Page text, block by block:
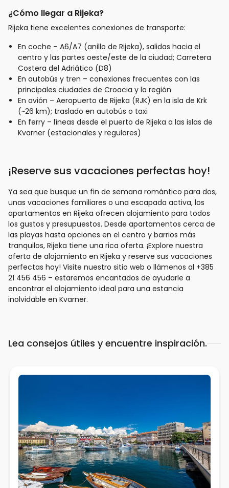
¿Cómo llegar a Rijeka?
Rijeka tiene excelentes conexiones de transporte:
En coche – A6/A7 (anillo de Rijeka), salidas hacia el
centro y las partes oeste/este de la ciudad; Carretera
Costera del Adriático (D8)
En autobús y tren – conexiones frecuentes con las
principales ciudades de Croacia y la región
En avión – Aeropuerto de Rijeka (RJK) en la isla de Krk
(~26 km); traslado en autobús o taxi
En ferry – líneas desde el puerto de Rijeka a las islas de
Kvarner (estacionales y regulares)
¡Reserve sus vacaciones perfectas hoy!
Ya sea que busque un fin de semana romántico para dos,
unas vacaciones familiares o una escapada activa, los
apartamentos en Rijeka ofrecen alojamiento para todos
los gustos y presupuestos. Desde apartamentos cerca de
las playas hasta opciones en el centro y barrios más
tranquilos, Rijeka tiene una rica oferta. ¡Explore nuestra
oferta de alojamiento en Rijeka y reserve sus vacaciones
perfectas hoy! Visite nuestro sitio web o llámenos al +385
21 456 456 – estaremos encantados de ayudarle a
encontrar el alojamiento ideal para una estancia
inolvidable en Kvarner.
Lea consejos útiles y encuentre inspiración.